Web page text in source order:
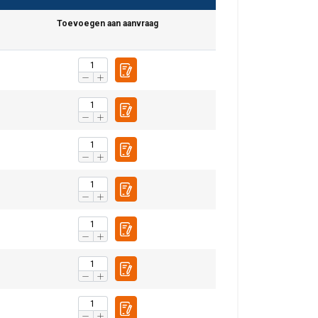
Toevoegen aan aanvraag
ENGLISH TRANSLATION
analyseren. We
die deze
verzameld door